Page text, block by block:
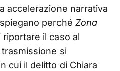
accelerazione narrativa
perché Zona
il caso al
si
cui il delitto di Chiara